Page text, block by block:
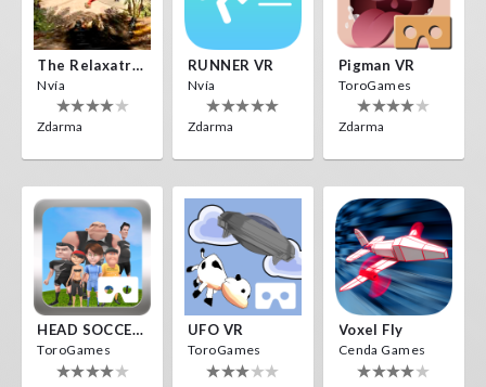
The Relaxatron
Nvía
Zdarma
RUNNER VR
Nvía
Zdarma
Pigman VR
ToroGames
Zdarma
HEAD SOCCER VR
ToroGames
UFO VR
ToroGames
Voxel Fly
Cenda Games